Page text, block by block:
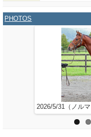
PHOTOS
2026/5/31（ノル